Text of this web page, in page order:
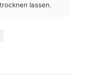
lassen.